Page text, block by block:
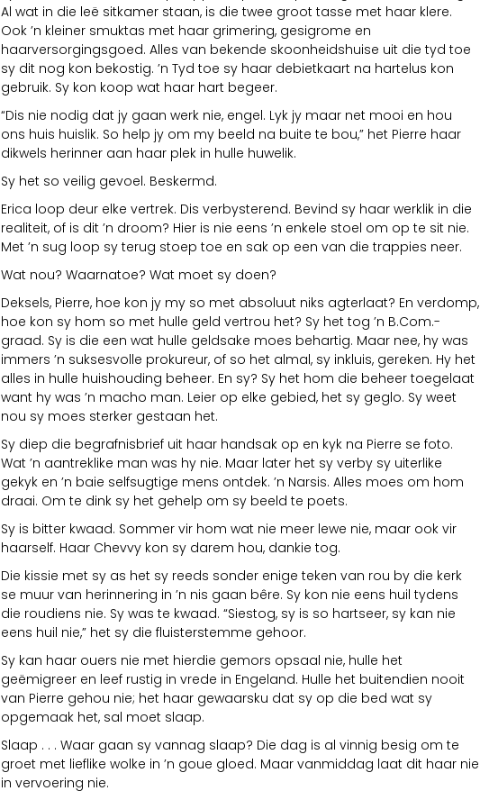
Al wat in die leë sitkamer staan, is die twee groot tasse met haar klere.
Ook ’n kleiner smuktas met haar grimering, gesigrome en
haarversorgingsgoed. Alles van bekende skoonheidshuise uit die tyd toe
sy dit nog kon bekostig. ’n Tyd toe sy haar debietkaart na hartelus kon
gebruik. Sy kon koop wat haar hart begeer.
“Dis nie nodig dat jy gaan werk nie, engel. Lyk jy maar net mooi en hou
ons huis huislik. So help jy om my beeld na buite te bou,” het Pierre haar
dikwels herinner aan haar plek in hulle huwelik.
Sy het so veilig gevoel. Beskermd.
Erica loop deur elke vertrek. Dis verbysterend. Bevind sy haar werklik in die
realiteit, of is dit ’n droom? Hier is nie eens ’n enkele stoel om op te sit nie.
Met ’n sug loop sy terug stoep toe en sak op een van die trappies neer.
Wat nou? Waarnatoe? Wat moet sy doen?
Deksels, Pierre, hoe kon jy my so met absoluut niks agterlaat? En verdomp,
hoe kon sy hom so met hulle geld vertrou het? Sy het tog ’n B.Com.-
graad. Sy is die een wat hulle geldsake moes behartig. Maar nee, hy was
immers ’n suksesvolle prokureur, of so het almal, sy inkluis, gereken. Hy het
alles in hulle huishouding beheer. En sy? Sy het hom die beheer toegelaat
want hy was ’n macho man. Leier op elke gebied, het sy geglo. Sy weet
nou sy moes sterker gestaan het.
Sy diep die begrafnisbrief uit haar handsak op en kyk na Pierre se foto.
Wat ’n aantreklike man was hy nie. Maar later het sy verby sy uiterlike
gekyk en ’n baie selfsugtige mens ontdek. ’n Narsis. Alles moes om hom
draai. Om te dink sy het gehelp om sy beeld te poets.
Sy is bitter kwaad. Sommer vir hom wat nie meer lewe nie, maar ook vir
haarself. Haar Chevvy kon sy darem hou, dankie tog.
Die kissie met sy as het sy reeds sonder enige teken van rou by die kerk
se muur van herinnering in ’n nis gaan bêre. Sy kon nie eens huil tydens
die roudiens nie. Sy was te kwaad. “Siestog, sy is so hartseer, sy kan nie
eens huil nie,” het sy die fluisterstemme gehoor.
Sy kan haar ouers nie met hierdie gemors opsaal nie, hulle het
geëmigreer en leef rustig in vrede in Engeland. Hulle het buitendien nooit
van Pierre gehou nie; het haar gewaarsku dat sy op die bed wat sy
opgemaak het, sal moet slaap.
Slaap . . . Waar gaan sy vannag slaap? Die dag is al vinnig besig om te
groet met lieflike wolke in ’n goue gloed. Maar vanmiddag laat dit haar nie
in vervoering nie.